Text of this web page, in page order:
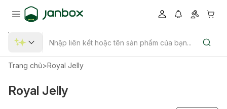
Trang chủ>Royal Jelly
Royal Jelly